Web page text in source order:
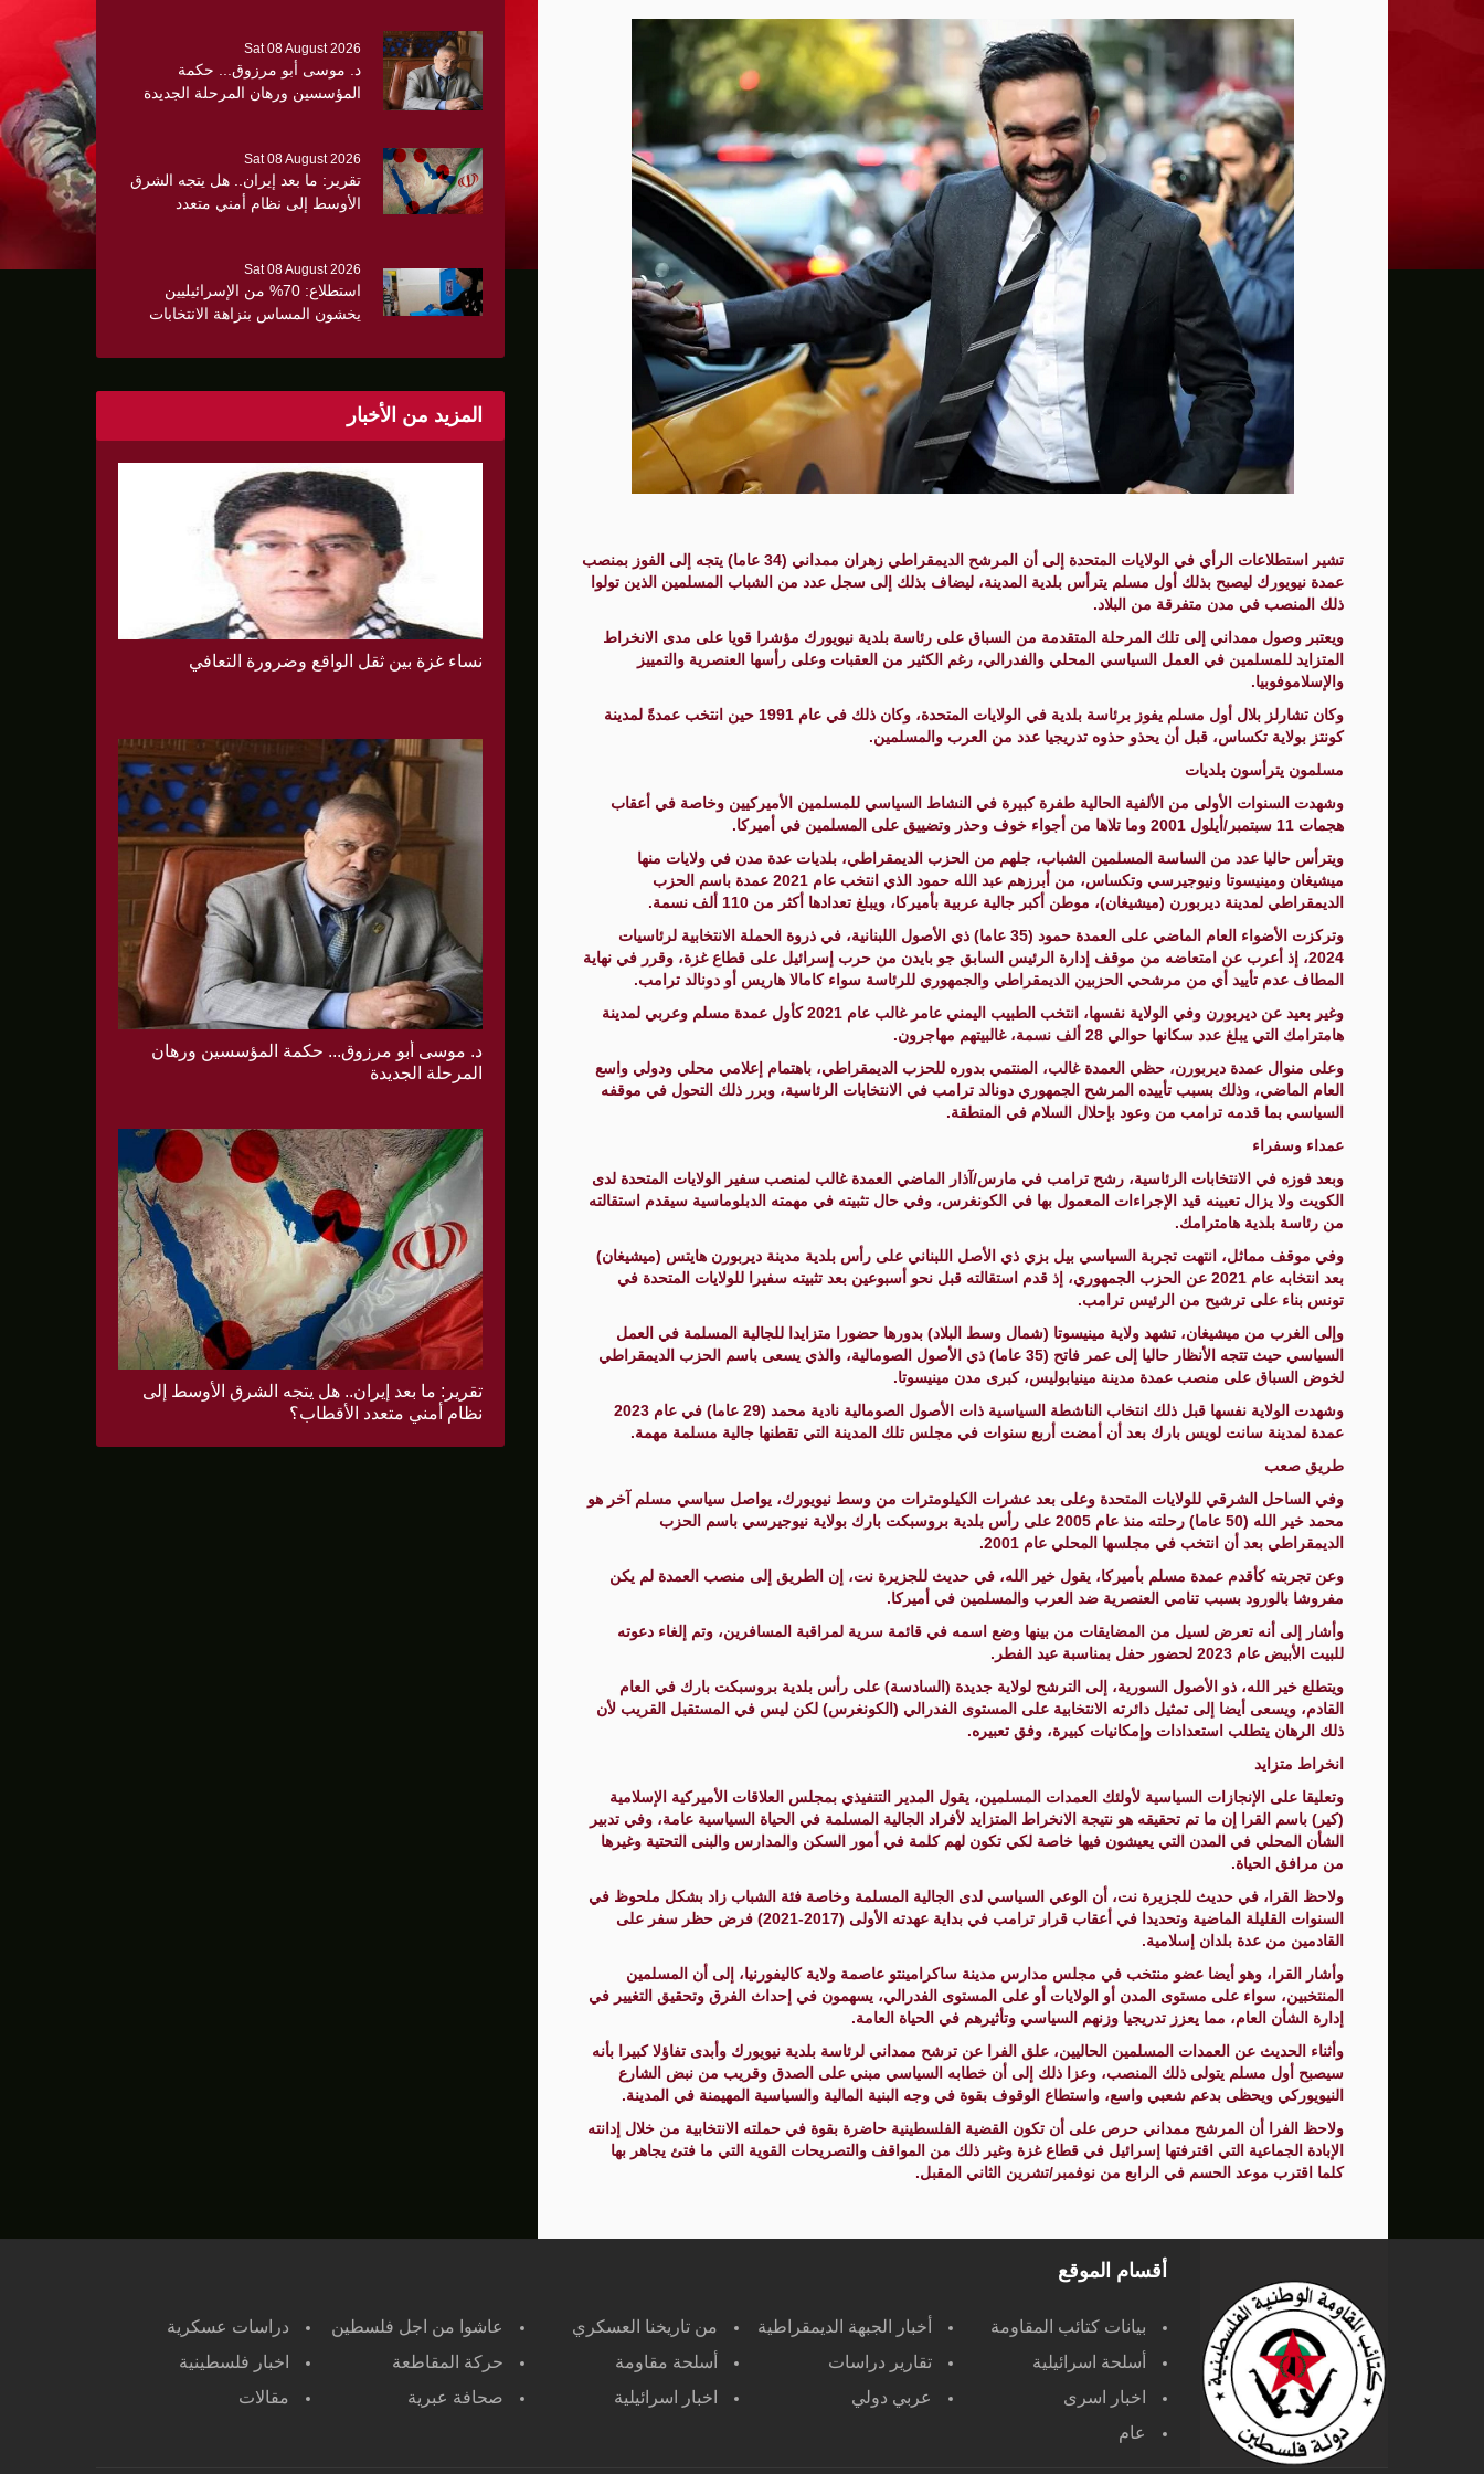
إدارة ترامب خسرت 75 حكماً في قضايا تتعلق بالتعديل الأول للدستور الأمريكي
عون: تقدم إيجابي في مفاوضات روما بشأن الحدود والأسرى
الزيدي لرئيس الاستخبارات السعودي: العراق يرفض استخدام أراضيه للإضرار بأي دولة
أمريكا تفرض عقوبات على منصة بدبي لمساعدتها الحرس الثوري
تقرير: حرب إيران تهز التقارب الاقتصادي بين واشنطن والخليج وتقلص الفائض التجاري الأميركي إلى أقل من الثلث
"اليونيسف" توقف موظفا رفيعا بتهمة التجسس لصالح إسرائيل
بزشكيان يتعهد بالصمود ويعلن: لن أستقيل مهما حدث ويشف بعض أسرار التفاهم
الإدارة الأمريكية تخصص مليار دولار لدعم إدارة رئيس كولومبيا الجديد
الدفاع الروسية تعلن تنفيذ ضربات دقيقة على أهداف عسكرية في كييف وأوديسا
سي إن إن: كبار قادة الجيش الأمريكي يبحثون عن "مخرج" من حرب إيران
مسؤول أميركي: تقدم في المحادثات بين عمان وإيران ونتوقع اتفاقا قريبا
نساء غزة بين ثقل الواقع وضرورة التعافي
تشير استطلاعات الرأي في الولايات المتحدة إلى أن المرشح الديمقراطي زهران ممداني (34 عاما) يتجه إلى الفوز بمنصب
عمدة نيويورك ليصبح بذلك أول مسلم يترأس بلدية المدينة، ليضاف بذلك إلى سجل عدد من الشباب المسلمين الذين تولوا
ذلك المنصب في مدن متفرقة من البلاد.
ويعتبر وصول ممداني إلى تلك المرحلة المتقدمة من السباق على رئاسة بلدية نيويورك مؤشرا قويا على مدى الانخراط
المتزايد للمسلمين في العمل السياسي المحلي والفدرالي، رغم الكثير من العقبات وعلى رأسها العنصرية والتمييز
والإسلاموفوبيا.
وكان تشارلز بلال أول مسلم يفوز برئاسة بلدية في الولايات المتحدة، وكان ذلك في عام 1991 حين انتخب عمدةً لمدينة
كونتز بولاية تكساس، قبل أن يحذو حذوه تدريجيا عدد من العرب والمسلمين.
مسلمون يترأسون بلديات
وشهدت السنوات الأولى من الألفية الحالية طفرة كبيرة في النشاط السياسي للمسلمين الأميركيين وخاصة في أعقاب
هجمات 11 سبتمبر/أيلول 2001 وما تلاها من أجواء خوف وحذر وتضييق على المسلمين في أميركا.
ويترأس حاليا عدد من الساسة المسلمين الشباب، جلهم من الحزب الديمقراطي، بلديات عدة مدن في ولايات منها
ميشيغان ومينيسوتا ونيوجيرسي وتكساس، من أبرزهم عبد الله حمود الذي انتخب عام 2021 عمدة باسم الحزب
الديمقراطي لمدينة ديربورن (ميشيغان)، موطن أكبر جالية عربية بأميركا، ويبلغ تعدادها أكثر من 110 ألف نسمة.
وتركزت الأضواء العام الماضي على العمدة حمود (35 عاما) ذي الأصول اللبنانية، في ذروة الحملة الانتخابية لرئاسيات
2024، إذ أعرب عن امتعاضه من موقف إدارة الرئيس السابق جو بايدن من حرب إسرائيل على قطاع غزة، وقرر في نهاية
المطاف عدم تأييد أي من مرشحي الحزبين الديمقراطي والجمهوري للرئاسة سواء كامالا هاريس أو دونالد ترامب.
وغير بعيد عن ديربورن وفي الولاية نفسها، انتخب الطبيب اليمني عامر غالب عام 2021 كأول عمدة مسلم وعربي لمدينة
هامترامك التي يبلغ عدد سكانها حوالي 28 ألف نسمة، غالبيتهم مهاجرون.
وعلى منوال عمدة ديربورن، حظي العمدة غالب، المنتمي بدوره للحزب الديمقراطي، باهتمام إعلامي محلي ودولي واسع
العام الماضي، وذلك بسبب تأييده المرشح الجمهوري دونالد ترامب في الانتخابات الرئاسية، وبرر ذلك التحول في موقفه
السياسي بما قدمه ترامب من وعود بإحلال السلام في المنطقة.
عمداء وسفراء
وبعد فوزه في الانتخابات الرئاسية، رشح ترامب في مارس/آذار الماضي العمدة غالب لمنصب سفير الولايات المتحدة لدى
الكويت ولا يزال تعيينه قيد الإجراءات المعمول بها في الكونغرس، وفي حال تثبيته في مهمته الدبلوماسية سيقدم استقالته
من رئاسة بلدية هامترامك.
وفي موقف مماثل، انتهت تجربة السياسي بيل بزي ذي الأصل اللبناني على رأس بلدية مدينة ديربورن هايتس (ميشيغان)
بعد انتخابه عام 2021 عن الحزب الجمهوري، إذ قدم استقالته قبل نحو أسبوعين بعد تثبيته سفيرا للولايات المتحدة في
تونس بناء على ترشيح من الرئيس ترامب.
وإلى الغرب من ميشيغان، تشهد ولاية مينيسوتا (شمال وسط البلاد) بدورها حضورا متزايدا للجالية المسلمة في العمل
السياسي حيث تتجه الأنظار حاليا إلى عمر فاتح (35 عاما) ذي الأصول الصومالية، والذي يسعى باسم الحزب الديمقراطي
لخوض السباق على منصب عمدة مدينة مينيابوليس، كبرى مدن مينيسوتا.
وشهدت الولاية نفسها قبل ذلك انتخاب الناشطة السياسية ذات الأصول الصومالية نادية محمد (29 عاما) في عام 2023
عمدة لمدينة سانت لويس بارك بعد أن أمضت أربع سنوات في مجلس تلك المدينة التي تقطنها جالية مسلمة مهمة.
طريق صعب
وفي الساحل الشرقي للولايات المتحدة وعلى بعد عشرات الكيلومترات من وسط نيويورك، يواصل سياسي مسلم آخر هو
محمد خير الله (50 عاما) رحلته منذ عام 2005 على رأس بلدية بروسبكت بارك بولاية نيوجيرسي باسم الحزب
الديمقراطي بعد أن انتخب في مجلسها المحلي عام 2001.
وعن تجربته كأقدم عمدة مسلم بأميركا، يقول خير الله، في حديث للجزيرة نت، إن الطريق إلى منصب العمدة لم يكن
مفروشا بالورود بسبب تنامي العنصرية ضد العرب والمسلمين في أميركا.
وأشار إلى أنه تعرض لسيل من المضايقات من بينها وضع اسمه في قائمة سرية لمراقبة المسافرين، وتم إلغاء دعوته
للبيت الأبيض عام 2023 لحضور حفل بمناسبة عيد الفطر.
ويتطلع خير الله، ذو الأصول السورية، إلى الترشح لولاية جديدة (السادسة) على رأس بلدية بروسبكت بارك في العام
القادم، ويسعى أيضا إلى تمثيل دائرته الانتخابية على المستوى الفدرالي (الكونغرس) لكن ليس في المستقبل القريب لأن
ذلك الرهان يتطلب استعدادات وإمكانيات كبيرة، وفق تعبيره.
انخراط متزايد
وتعليقا على الإنجازات السياسية لأولئك العمدات المسلمين، يقول المدير التنفيذي بمجلس العلاقات الأميركية الإسلامية
(كير) باسم القرا إن ما تم تحقيقه هو نتيجة الانخراط المتزايد لأفراد الجالية المسلمة في الحياة السياسية عامة، وفي تدبير
الشأن المحلي في المدن التي يعيشون فيها خاصة لكي تكون لهم كلمة في أمور السكن والمدارس والبنى التحتية وغيرها
من مرافق الحياة.
ولاحظ القرا، في حديث للجزيرة نت، أن الوعي السياسي لدى الجالية المسلمة وخاصة فئة الشباب زاد بشكل ملحوظ في
السنوات القليلة الماضية وتحديدا في أعقاب قرار ترامب في بداية عهدته الأولى (2017-2021) فرض حظر سفر على
القادمين من عدة بلدان إسلامية.
وأشار القرا، وهو أيضا عضو منتخب في مجلس مدارس مدينة ساكرامينتو عاصمة ولاية كاليفورنيا، إلى أن المسلمين
المنتخبين، سواء على مستوى المدن أو الولايات أو على المستوى الفدرالي، يسهمون في إحداث الفرق وتحقيق التغيير في
إدارة الشأن العام، مما يعزز تدريجيا وزنهم السياسي وتأثيرهم في الحياة العامة.
وأثناء الحديث عن العمدات المسلمين الحاليين، علق الفرا عن ترشح ممداني لرئاسة بلدية نيويورك وأبدى تفاؤلا كبيرا بأنه
سيصبح أول مسلم يتولى ذلك المنصب، وعزا ذلك إلى أن خطابه السياسي مبني على الصدق وقريب من نبض الشارع
النيويوركي ويحظى بدعم شعبي واسع، واستطاع الوقوف بقوة في وجه البنية المالية والسياسية المهيمنة في المدينة.
ولاحظ الفرا أن المرشح ممداني حرص على أن تكون القضية الفلسطينية حاضرة بقوة في حملته الانتخابية من خلال إدانته
الإبادة الجماعية التي اقترفتها إسرائيل في قطاع غزة وغير ذلك من المواقف والتصريحات القوية التي ما فتئ يجاهر بها
كلما اقترب موعد الحسم في الرابع من نوفمبر/تشرين الثاني المقبل.
Sat 08 August 2026
د. موسى أبو مرزوق... حكمة
المؤسسين ورهان المرحلة الجديدة
Sat 08 August 2026
تقرير: ما بعد إيران.. هل يتجه الشرق
الأوسط إلى نظام أمني متعدد
Sat 08 August 2026
استطلاع: 70% من الإسرائيليين
يخشون المساس بنزاهة الانتخابات
والانقسام السياسي
المزيد من الأخبار
نساء غزة بين ثقل الواقع وضرورة التعافي
د. موسى أبو مرزوق... حكمة المؤسسين ورهان
المرحلة الجديدة
تقرير: ما بعد إيران.. هل يتجه الشرق الأوسط إلى
نظام أمني متعدد الأقطاب؟
أقسام الموقع
بيانات كتائب المقاومة أخبار الجبهة الديمقراطية من تاريخنا العسكري عاشوا من اجل فلسطين
دراسات عسكرية
أسلحة اسرائيلية
تقارير دراسات أسلحة مقاومة حركة المقاطعة
اخبار فلسطينية
اخبار اسرى
عربي دولي اخبار اسرائيلية صحافة عبرية
مقالات
عام